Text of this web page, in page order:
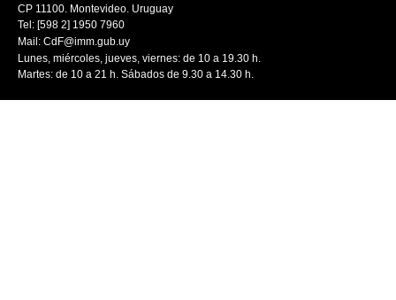
CP 11100. Montevideo. Uruguay
Tel: [598 2] 1950 7960
Mail: CdF@imm.gub.uy
Lunes, miércoles, jueves, viernes: de 10 a 19.30 h.
Martes: de 10 a 21 h. Sábados de 9.30 a 14.30 h.